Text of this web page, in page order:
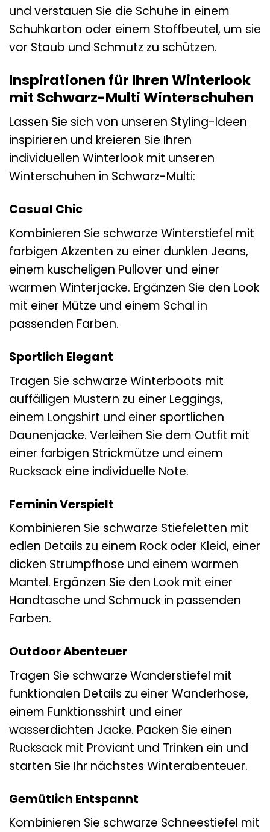
und verstauen Sie die Schuhe in einem
Schuhkarton oder einem Stoffbeutel, um sie
vor Staub und Schmutz zu schützen.
Inspirationen für Ihren Winterlook
mit Schwarz-Multi Winterschuhen
Lassen Sie sich von unseren Styling-Ideen
inspirieren und kreieren Sie Ihren
individuellen Winterlook mit unseren
Winterschuhen in Schwarz-Multi:
Casual Chic
Kombinieren Sie schwarze Winterstiefel mit
farbigen Akzenten zu einer dunklen Jeans,
einem kuscheligen Pullover und einer
warmen Winterjacke. Ergänzen Sie den Look
mit einer Mütze und einem Schal in
passenden Farben.
Sportlich Elegant
Tragen Sie schwarze Winterboots mit
auffälligen Mustern zu einer Leggings,
einem Longshirt und einer sportlichen
Daunenjacke. Verleihen Sie dem Outfit mit
einer farbigen Strickmütze und einem
Rucksack eine individuelle Note.
Feminin Verspielt
Kombinieren Sie schwarze Stiefeletten mit
edlen Details zu einem Rock oder Kleid, einer
dicken Strumpfhose und einem warmen
Mantel. Ergänzen Sie den Look mit einer
Handtasche und Schmuck in passenden
Farben.
Outdoor Abenteuer
Tragen Sie schwarze Wanderstiefel mit
funktionalen Details zu einer Wanderhose,
einem Funktionsshirt und einer
wasserdichten Jacke. Packen Sie einen
Rucksack mit Proviant und Trinken ein und
starten Sie Ihr nächstes Winterabenteuer.
Gemütlich Entspannt
Kombinieren Sie schwarze Schneestiefel mit